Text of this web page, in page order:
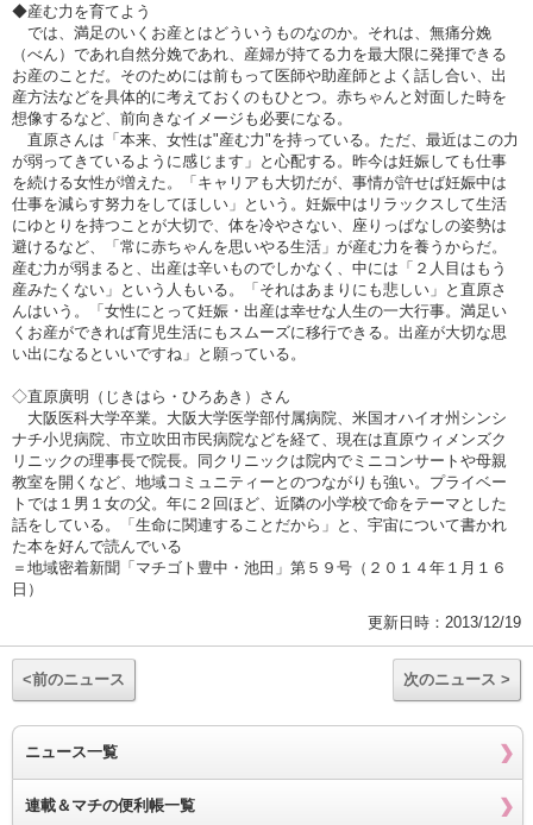
◆産む力を育てよう
では、満足のいくお産とはどういうものなのか。それは、無痛分娩
（べん）であれ自然分娩であれ、産婦が持てる力を最大限に発揮できる
お産のことだ。そのためには前もって医師や助産師とよく話し合い、出
産方法などを具体的に考えておくのもひとつ。赤ちゃんと対面した時を
想像するなど、前向きなイメージも必要になる。
直原さんは「本来、女性は"産む力"を持っている。ただ、最近はこの力
が弱ってきているように感じます」と心配する。昨今は妊娠しても仕事
を続ける女性が増えた。「キャリアも大切だが、事情が許せば妊娠中は
仕事を減らす努力をしてほしい」という。妊娠中はリラックスして生活
にゆとりを持つことが大切で、体を冷やさない、座りっぱなしの姿勢は
避けるなど、「常に赤ちゃんを思いやる生活」が産む力を養うからだ。
産む力が弱まると、出産は辛いものでしかなく、中には「２人目はもう
産みたくない」という人もいる。「それはあまりにも悲しい」と直原さ
んはいう。「女性にとって妊娠・出産は幸せな人生の一大行事。満足い
くお産ができれば育児生活にもスムーズに移行できる。出産が大切な思
い出になるといいですね」と願っている。
◇直原廣明（じきはら・ひろあき）さん
大阪医科大学卒業。大阪大学医学部付属病院、米国オハイオ州シンシ
ナチ小児病院、市立吹田市民病院などを経て、現在は直原ウィメンズク
リニックの理事長で院長。同クリニックは院内でミニコンサートや母親
教室を開くなど、地域コミュニティーとのつながりも強い。プライベー
トでは１男１女の父。年に２回ほど、近隣の小学校で命をテーマとした
話をしている。「生命に関連することだから」と、宇宙について書かれ
た本を好んで読んでいる
＝地域密着新聞「マチゴト豊中・池田」第５９号（２０１４年１月１６
日）
更新日時：2013/12/19
<前のニュース 次のニュース >
ニュース一覧
連載＆マチの便利帳一覧